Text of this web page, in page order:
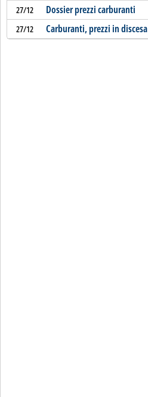
27/12 Dossier prezzi carburanti
27/12 Carburanti, prezzi in discesa